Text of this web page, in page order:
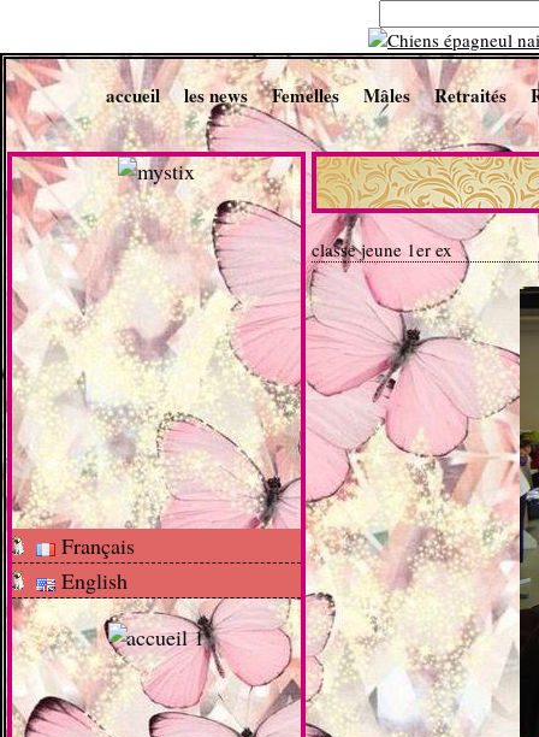
accueil les news Femelles Mâles Retraités
Français
English
classe jeune 1er ex